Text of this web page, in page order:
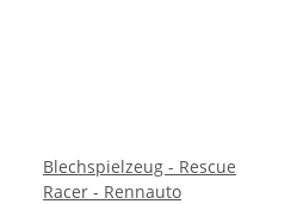
Blechspielzeug - Rescue
Racer - Rennauto